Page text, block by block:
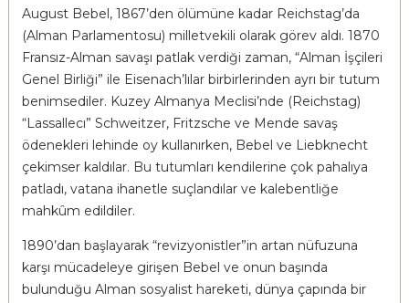
August Bebel, 1867’den ölümüne kadar Reichstag’da
(Alman Parlamentosu) milletvekili olarak görev aldı. 1870
Fransız-Alman savaşı patlak verdiği zaman, “Alman İşçileri
Genel Birliği” ile Eisenach’lılar birbirlerinden ayrı bir tutum
benimsediler. Kuzey Almanya Meclisi’nde (Reichstag)
“Lassallecı” Schweitzer, Fritzsche ve Mende savaş
ödenekleri lehinde oy kullanırken, Bebel ve Liebknecht
çekimser kaldılar. Bu tutumları kendilerine çok pahalıya
patladı, vatana ihanetle suçlandılar ve kalebentliğe
mahkûm edildiler.
1890’dan başlayarak “revizyonistler”in artan nüfuzuna
karşı mücadeleye girişen Bebel ve onun başında
bulunduğu Alman sosyalist hareketi, dünya çapında bir